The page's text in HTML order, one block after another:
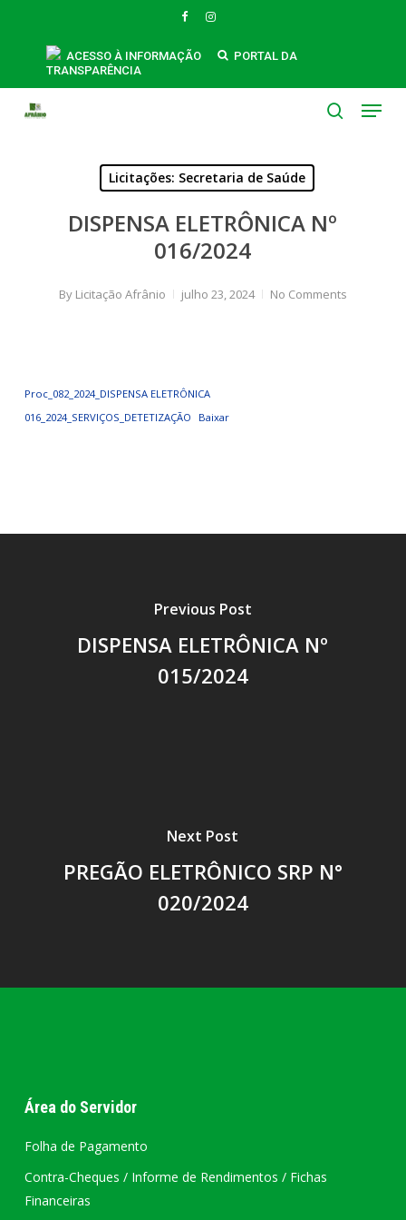
FACEBOOKINSTAGRAM
ACESSO À INFORMAÇÃO
PORTAL DA
TRANSPARÊNCIA
Menu
Licitações: Secretaria de Saúde
DISPENSA ELETRÔNICA Nº
016/2024
By Licitação Afrânio julho 23, 2024 No Comments
Proc_082_2024_DISPENSA ELETRÔNICA
016_2024_SERVIÇOS_DETETIZAÇÃO
Baixar
Previous Post
DISPENSA ELETRÔNICA Nº
015/2024
Next Post
PREGÃO ELETRÔNICO SRP N°
020/2024
Área do Servidor
Folha de Pagamento
Contra-Cheques / Informe de Rendimentos / Fichas
Financeiras